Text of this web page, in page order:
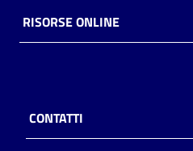
RISORSE ONLINE
CONTATTI